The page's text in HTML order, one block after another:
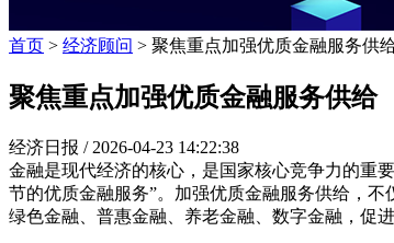
首页 > 经济顾问 > 聚焦重点加强优质金融服务供
聚焦重点加强优质金融服务供给
经济日报 / 2026-04-23 14:22:38
金融是现代经济的核心，是国家核心竞争力的重
节的优质金融服务”。加强优质金融服务供给，
绿色金融、普惠金融、养老金融、数字金融，促